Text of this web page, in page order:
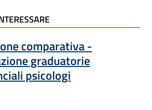
INTERESSARE
comparativa -
graduatorie
psicologi